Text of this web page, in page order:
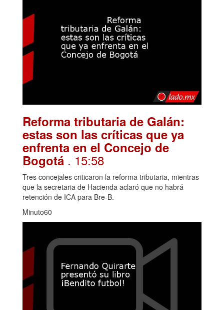
Reforma tributaria de Galán:
estas son las críticas que ya
enfrenta en el Concejo de
Bogotá . 15:58
Tres concejales criticaron la reforma tributaria, mientras
que la secretaria de Hacienda aclaró que no habrá
retención de ICA para Bre-B.
Minuto60